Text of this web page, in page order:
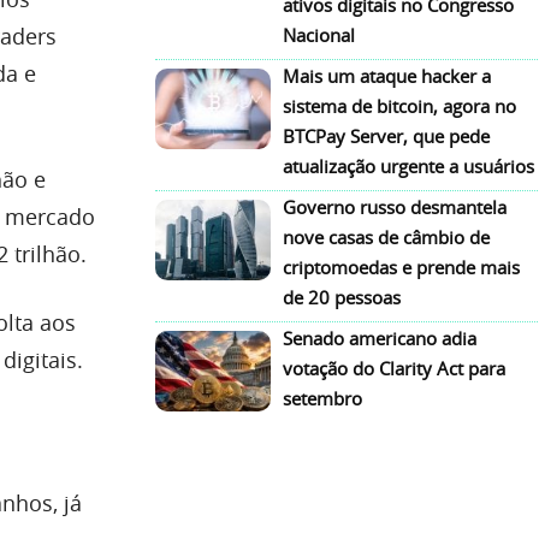
e
e
trilhão.
aos
já
ativos digitais no Congresso
Nacional
Mais um ataque hacker a
sistema de bitcoin, agora no
BTCPay Server, que pede
atualização urgente a usuários
Governo russo desmantela
nove casas de câmbio de
criptomoedas e prende mais
de 20 pessoas
Senado americano adia
votação do Clarity Act para
setembro